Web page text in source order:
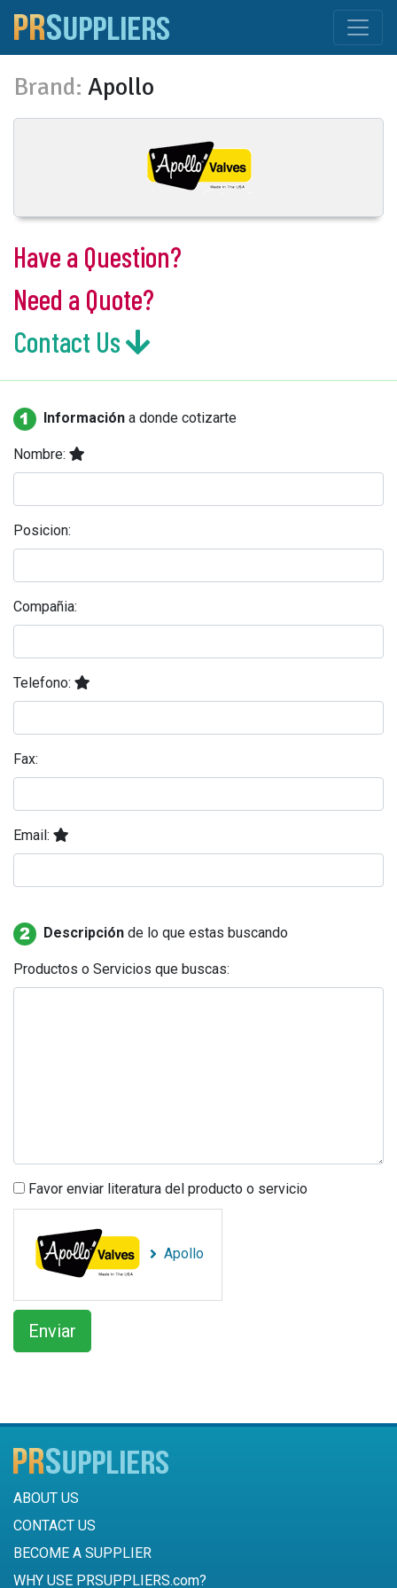
Brand: Apollo
Have a Question?
Need a Quote?
Contact Us
Información a donde cotizarte
Nombre:
Posicion:
Compañia:
Telefono:
Fax:
Email:
Descripción de lo que estas buscando
Productos o Servicios que buscas:
Favor enviar literatura del producto o servicio
Apollo
ABOUT US
CONTACT US
BECOME A SUPPLIER
WHY USE PRSUPPLIERS.com?